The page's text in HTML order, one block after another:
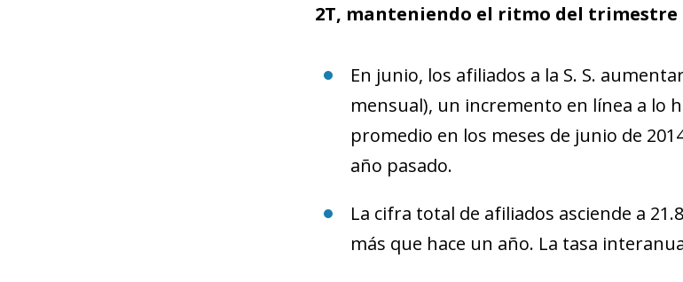
2T, manteniendo el ritmo del
En junio, los afiliados a la S. S.
mensual), un incremento en línea a lo
promedio en los meses de junio de
año pasado.
La cifra total de afiliados asciende a
más que hace un año. La tasa